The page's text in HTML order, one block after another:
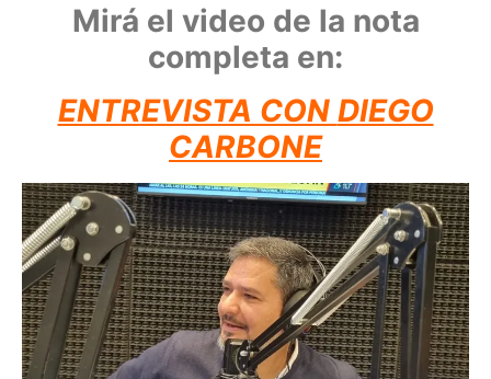
Mirá el video de la nota
completa en:
ENTREVISTA CON DIEGO
CARBONE